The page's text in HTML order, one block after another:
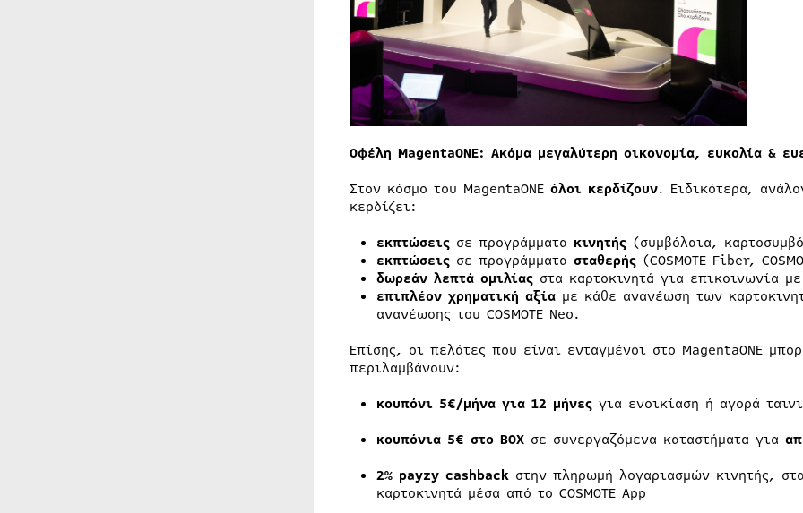
Οφέλη MagentaOΝΕ: Ακόμα μεγαλύτερη οικονομία, ευκολία &
Στον κόσμο του MagentaONE όλοι κερδίζουν. Ειδικότερα,
κερδίζει:
εκπτώσειςσε προγράμματα κινητής(συμβόλαια,
εκπτώσεις σε προγράμματα σταθερής (COSMOTE Fiber,
δωρεάν λεπτά ομιλίας στα καρτοκινητά για επικοινωνία
επιπλέον χρηματική αξίαμε κάθε ανανέωση των
ανανέωσης του COSMOTE Neo.
Επίσης, οι πελάτες που είναι ενταγμένοι στο MagentaONE
περιλαμβάνουν:
κουπόνι 5€/μήνα για 12 μήνεςγια ενοικίαση ή αγορά
κουπόνια 5€ στο BOXσε συνεργαζόμενα καταστήματα για
2% payzy cashbackστην πληρωμή λογαριασμών κινητής,
καρτοκινητά μέσα από το COSMOTE App